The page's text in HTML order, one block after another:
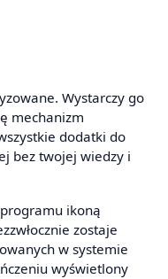
Wystarczy go
mechanizm
dodatki do
bez twojej wiedzy i
ikoną
zostaje
w systemie
wyświetlony